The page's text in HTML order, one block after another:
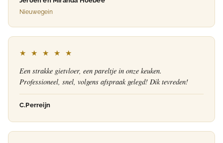
Nieuwegein
★ ★ ★ ★ ★
Een strakke gietvloer, een pareltje in onze keuken.
Professioneel, snel, volgens afspraak gelegd! Dik tevreden!
C.Perreijn